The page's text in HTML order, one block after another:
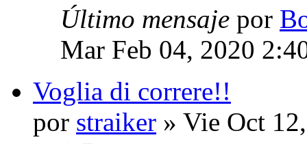
Último mensaje por
Mar Feb 04, 2020
Voglia di correre!!
por straiker » Vie Oct